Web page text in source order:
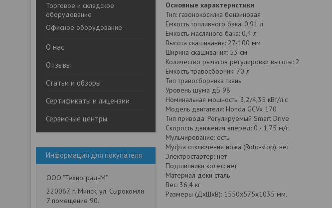
Торговое и складское
оборудование
Офисное оборудование
О нас
Отзывы
Статьи и обзоры
Сертификаты и лицензии
Сервисные центры
Информация для покупателя
ООО "Техноград-М"
220067, г. Минск, ул. Сырокомли
7 помещение 90.
Основные характеристики
Тип: газонокосилка бензиновая
Емкость топливного бака: 0,91 л
Емкость масляного бака: 0,4 л
Высота скашивания: 27-100 мм
Ширина скашивания: 53 см
Количество рычагов регулировки высоты: 2
Емкость травосборник: 70 л
Тип травосборника ткань
Уровень шума дБ 98
Номинальная мощность: 3,2/4,35 кВт/л.с
Модель двигателя: Honda GCVx 170
Тип привода: Регулируемый Smart Drive
Скорость движения вперед: 0 - 1,75 м/c
Мульчирование: есть
Муфта отключения ножа (Roto-stop): нет
Электростартер: нет
Подшипники колес: нет
Материал деки сталь
Вес: 36,4 кг
Размеры (ДхШхВ): 1550x575x1035 мм.